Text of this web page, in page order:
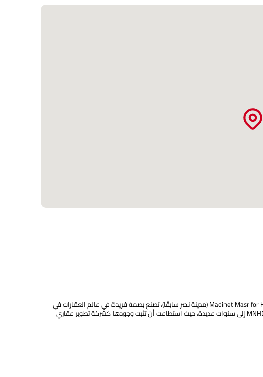
منذ تأسيسها، استطاعت شركة مدينة مصر للإسكان والتعمير Madinet Masr for Housing & Development (مدينة نصر سابقًا)، تصنع بصمة فريدة في عالم العقارات في
مصر، حيث تجمع بين التاريخ الطويل والالتزام الدائم بتقديم الجودة والتنوع. وتعود جذور MNHD إلى سنوات عديدة، حيث استطاعت أن تثبت وجودها كشركة تطوير عقاري